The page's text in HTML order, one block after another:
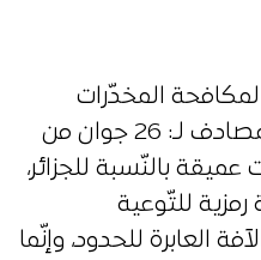
المخدّرات
والاتّجار غير المشروع بها، المصادف لـ: 26 جوان من
بالنّسبة للجزائر،
للتّوعية
العابرة للحدود، وإنّما